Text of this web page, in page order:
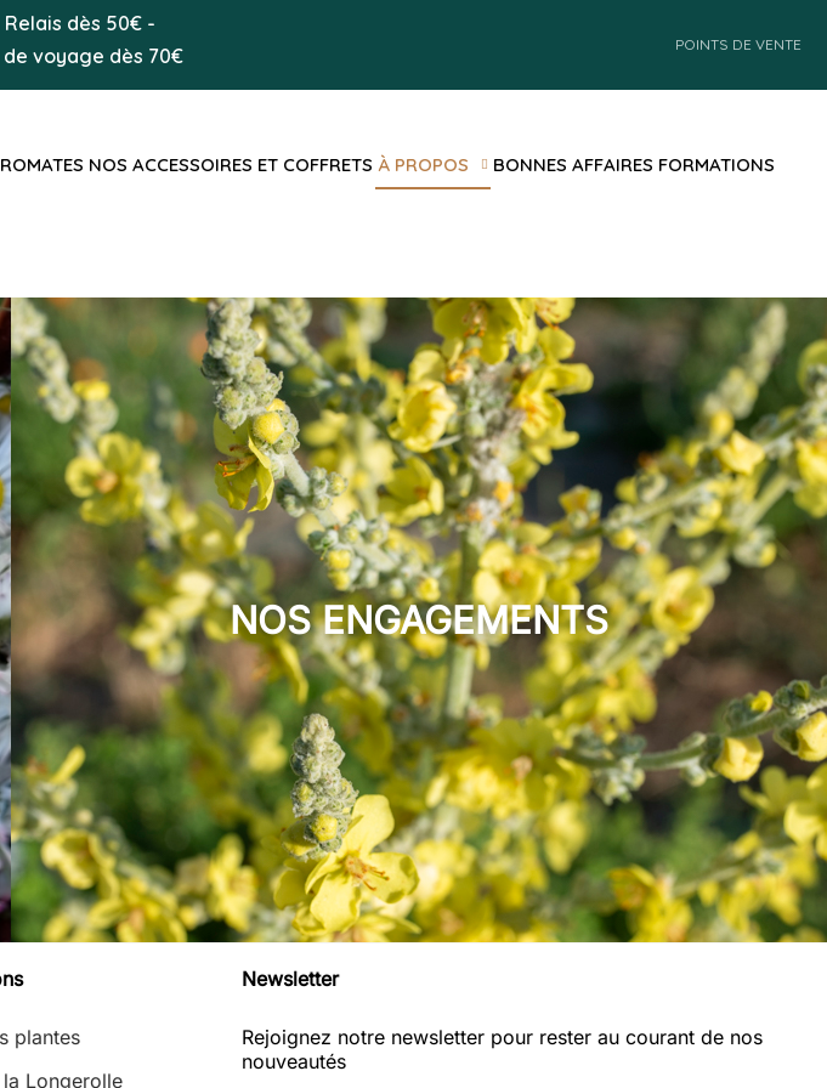
Relais dès 50€-
de voyage dès 70€ POINTS DE VENTE
NOS ACCESSOIRES ET COFFRETS À PROPOS BONNES AFFAIRES FORMATIONS
NOS ENGAGEMENTS
plantes
Longerolle
Newsletter
Rejoignez notre newsletter pour rester au courant de nos
nouveautés